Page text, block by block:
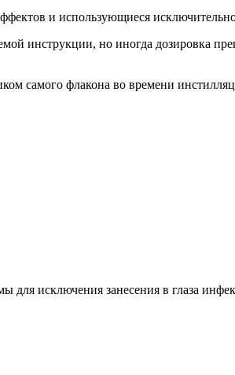
и использующиеся
инструкции, но иногда дозировка
самого флакона во времени
для исключения занесения в глаза